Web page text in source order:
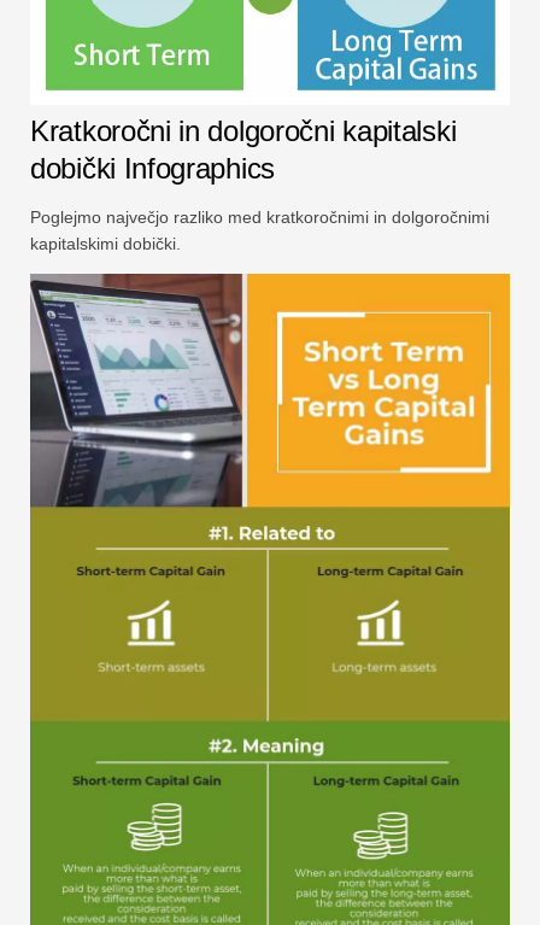
Kratkoročni in dolgoročni kapitalski
dobički Infographics
Poglejmo največjo razliko med kratkoročnimi in dolgoročnimi
kapitalskimi dobički.